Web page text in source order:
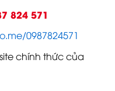
824 571
0987824571
chính thức của